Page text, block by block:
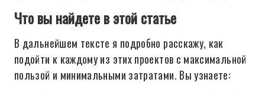
Что вы найдете в этой статье
В дальнейшем тексте я подробно расскажу, как
подойти к каждому из этих проектов с максимальной
пользой и минимальными затратами. Вы узнаете: